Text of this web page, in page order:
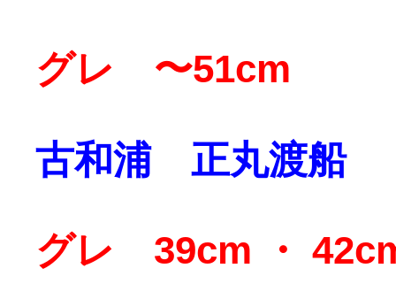
グレ 〜51cm
古和浦 正丸渡船
グレ 39cm ・